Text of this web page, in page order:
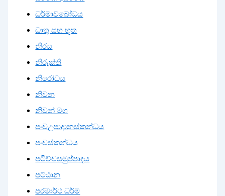
ධර්මාවබෝධය
ධාතු සහ භූත
නිරය
නිරුක්ති
නිරෝධය
නිවන
නිවන් මග
පංචඋපාදානස්කන්ධය
පංචස්කන්ධය
පටිච්චසමුප්පාදය
පට්ඨාන
පරමාර්ථ ධර්ම